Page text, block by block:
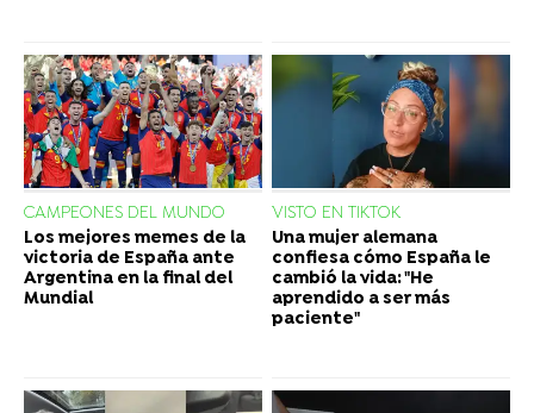
CAMPEONES DEL MUNDO
Los mejores memes de la
victoria de España ante
Argentina en la final del
Mundial
VISTO EN TIKTOK
Una mujer alemana
confiesa cómo España le
cambió la vida: "He
aprendido a ser más
paciente"